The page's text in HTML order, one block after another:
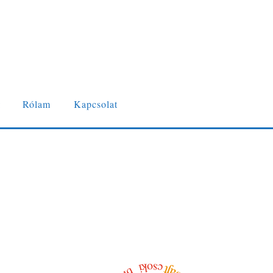
Rólam Kapcsolat
csoki